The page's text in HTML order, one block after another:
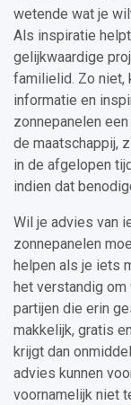
wetende wat je
Als inspiratie
gelijkwaardige
familielid. Zo niet,
informatie en
zonnepanelen
de maatschappij,
in de afgelopen
indien dat
Wil je advies van
zonnepanelen
helpen als je iets
het verstandig
partijen die erin
makkelijk, gratis
krijgt dan
advies kunnen
voornamelijk niet